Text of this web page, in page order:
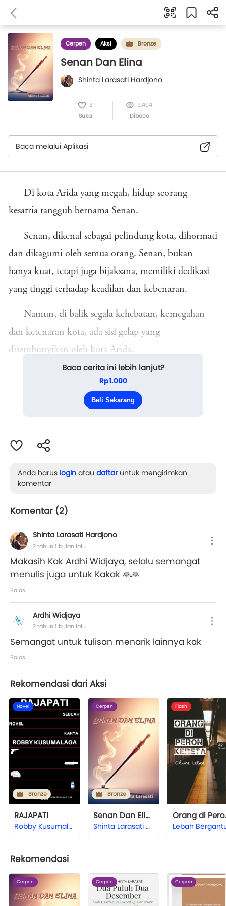
Cerpen Aksi Bronze
Senan Dan Elina
Shinta Larasati Hardjono
3
Suka
9,404
Dibaca
Baca melalui Aplikasi
Di kota Arida yang megah, hidup seorang
kesatria tangguh bernama Senan.
Senan, dikenal sebagai pelindung kota, dihormati
dan dikagumi oleh semua orang. Senan, bukan
hanya kuat, tetapi juga bijaksana, memiliki dedikasi
yang tinggi terhadap keadilan dan kebenaran.
Namun, di balik segala kehebatan, kemegahan
dan ketenaran kota, ada sisi gelap yang
disembunyikan oleh kota Arida.
Di balik tembok-tembok tinggi istana, Raja
Darian yang kejam memerintah dengan tangan besi.
Ia memeras rakyat,...
Baca cerita ini lebih lanjut?
Rp1.000
Beli Sekarang
Anda harus login atau daftaruntuk mengirimkan
komentar
Komentar (2)
Shinta Larasati Hardjono
2 tahun 1 bulan lalu
Makasih Kak Ardhi Widjaya, selalu semangat
menulis juga untuk Kakak 🙏🙏
Balas
Ardhi Widjaya
2 tahun 1 bulan lalu
Semangat untuk tulisan menarik lainnya kak
Balas
Rekomendasi dari Aksi
Novel
Bronze
RAJAPATI
Robby Kusumalaga
Cerpen
Bronze
Senan Dan Elina
Shinta Larasati Hardjono
Flash
Rekomendasi
Cerpen Cerpen Cerpen